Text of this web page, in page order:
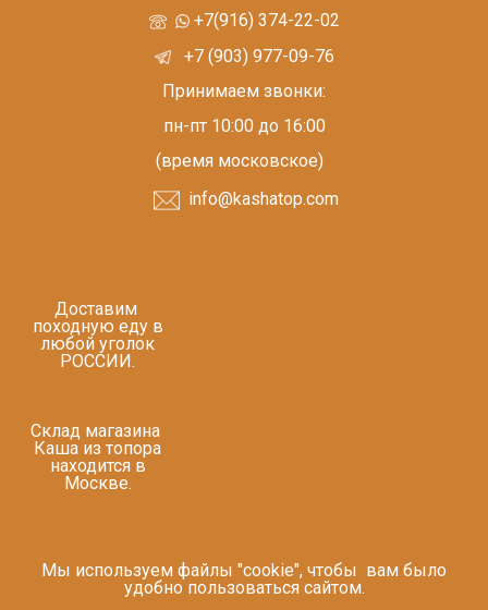
+7(916) 374-22-02
+7 (903) 977-09-76
Принимаем звонки:
пн-пт 10:00 до 16:00
(время московское)
info@kashatop.com
Доставим
походную еду в
любой уголок
РОССИИ.
Склад магазина
Каша из топора
находится в
Москве.
Мы используем файлы "cookie", чтобы вам было
удобно пользоваться сайтом.